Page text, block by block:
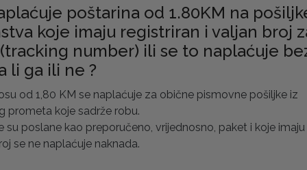
poštarina od 1.80KM na
koje imaju registriran i valjan broj
number) ili se to naplaćuje
li ga ili ne ?
od 1,80 KM se naplaćuje za obične pismovne pošiljke iz
prometa koje sadrže robu.
su poslane kao preporučeno, vrijednosno, paket i koje imaju
se ne naplaćuje naknada.